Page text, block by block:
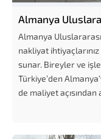
Almanya
Almanya Uluslararası
nakliyat
sunar. Bireyler ve
Türkiye’den
de maliyet